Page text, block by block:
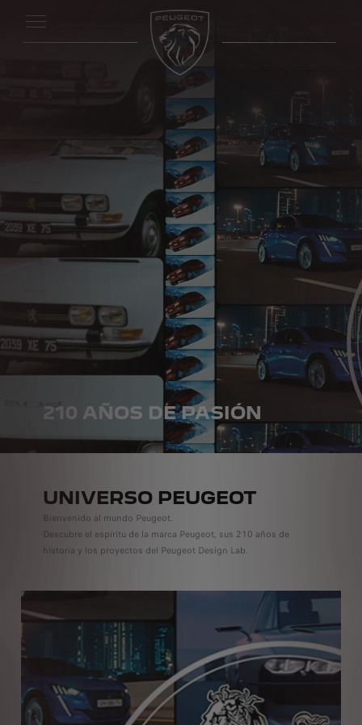
210 AÑOS DE PASIÓN
UNIVERSO PEUGEOT
Bienvenido al mundo Peugeot.
Descubre el espíritu de la marca Peugeot, sus 210 años de
historia y los proyectos del Peugeot Design Lab.